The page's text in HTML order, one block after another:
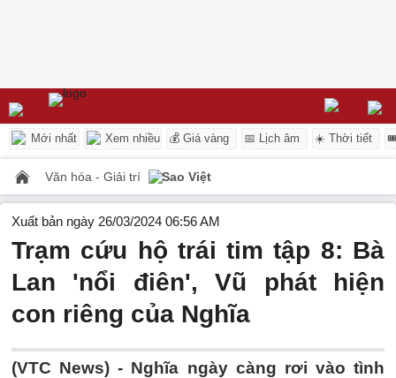
Mới nhất Xem nhiều 💰 Giá vàng 📅 Lịch âm ☀️ Thời tiết
Văn hóa - Giải trí Sao Việt
Xuất bản ngày 26/03/2024 06:56 AM
Trạm cứu hộ trái tim tập 8: Bà
Lan 'nổi điên', Vũ phát hiện
con riêng của Nghĩa
(VTC News) - Nghĩa ngày càng rơi vào tình